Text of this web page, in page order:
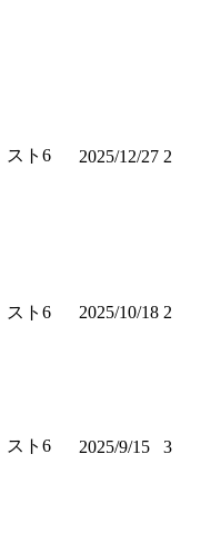
スト6 2025/12/27 2
スト6 2025/10/18 2
スト6 2025/9/15 3